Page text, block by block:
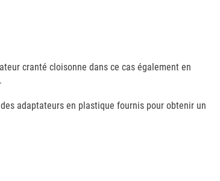
cranté cloisonne dans ce cas également en
adaptateurs en plastique fournis pour obtenir un